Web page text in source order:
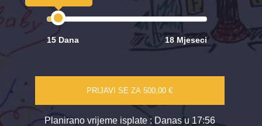
15 Dana 18 Mjeseci
PRIJAVI SE ZA500,00 €
Planirano vrijeme isplate : Danas u 17:56